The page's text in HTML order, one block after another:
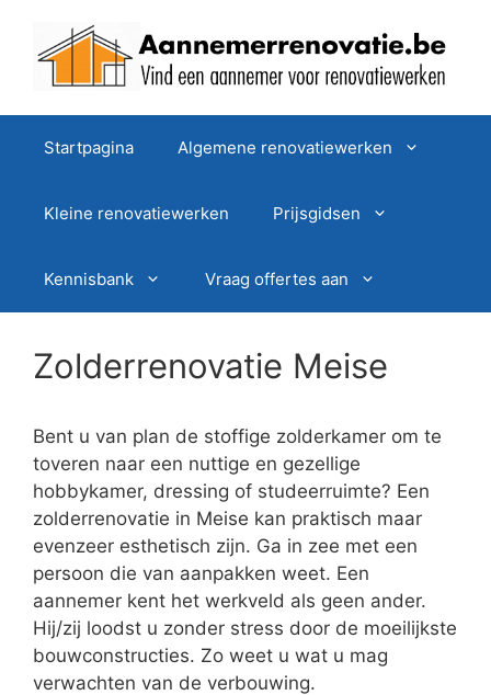
Startpagina Algemene renovatiewerken
Kleine renovatiewerken Prijsgidsen
Kennisbank Vraag offertes aan
Zolderrenovatie Meise
Bent u van plan de stoffige zolderkamer om te
toveren naar een nuttige en gezellige
hobbykamer, dressing of studeerruimte? Een
zolderrenovatie in Meise kan praktisch maar
evenzeer esthetisch zijn. Ga in zee met een
persoon die van aanpakken weet. Een
aannemer kent het werkveld als geen ander.
Hij/zij loodst u zonder stress door de moeilijkste
bouwconstructies. Zo weet u wat u mag
verwachten van de verbouwing.